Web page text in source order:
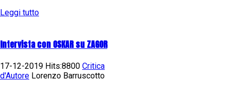
Leggi tutto
Intervista con OSKAR su ZAGOR
17-12-2019 Hits:8800 Critica
d'Autore Lorenzo Barruscotto